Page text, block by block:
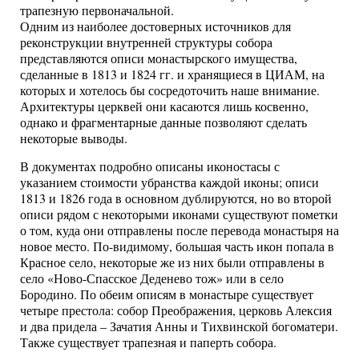
трапезную первоначальной.
Одним из наиболее достоверных источников для
реконструкции внутренней структуры собора
представляются описи монастырского имущества,
сделанные в 1813 и 1824 гг. и хранящиеся в ЦИАМ, на
которых и хотелось бы сосредоточить наше внимание.
Архитектуры церквей они касаются лишь косвенно,
однако и фрагментарные данные позволяют сделать
некоторые выводы.
В документах подробно описаны иконостасы с
указанием стоимости убранства каждой иконы; описи
1813 и 1826 года в основном дублируются, но во второй
описи рядом с некоторыми иконами существуют пометки
о том, куда они отправлены после перевода монастыря на
новое место. По-видимому, большая часть икон попала в
Красное село, некоторые же из них были отправлены в
село «Ново-Спасское Деденево тож» или в село
Бородино. По обеим описям в монастыре существует
четыре престола: собор Преображения, церковь Алексия
и два придела – Зачатия Анны и Тихвинской богоматери.
Также существует трапезная и паперть собора.